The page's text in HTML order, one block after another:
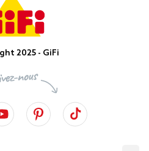
2025 - GiFi